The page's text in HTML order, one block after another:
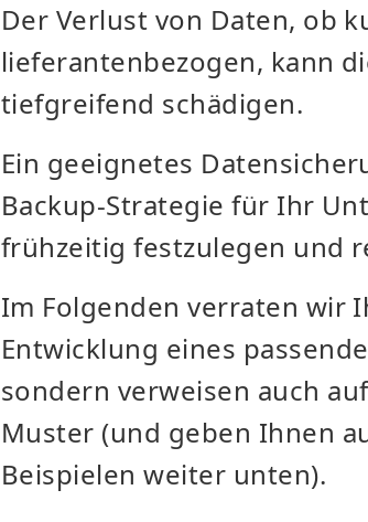
Der Verlust von Daten, ob
lieferantenbezogen, kann
tiefgreifend schädigen.
Ein geeignetes
Backup-Strategie für Ihr
frühzeitig festzulegen und
Im Folgenden verraten wir
Entwicklung eines
sondern verweisen auch
Muster (und geben Ihnen
Beispielen weiter unten).